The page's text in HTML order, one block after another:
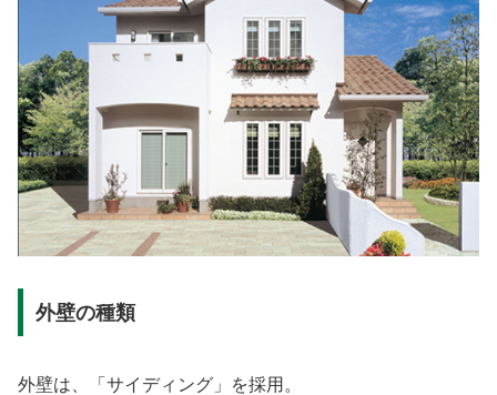
外壁の種類
外壁は、「サイディング」を採用。